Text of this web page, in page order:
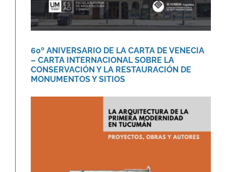
60º ANIVERSARIO DE LA CARTA DE VENECIA
– CARTA INTERNACIONAL SOBRE LA
CONSERVACIÓN Y LA RESTAURACIÓN DE
MONUMENTOS Y SITIOS